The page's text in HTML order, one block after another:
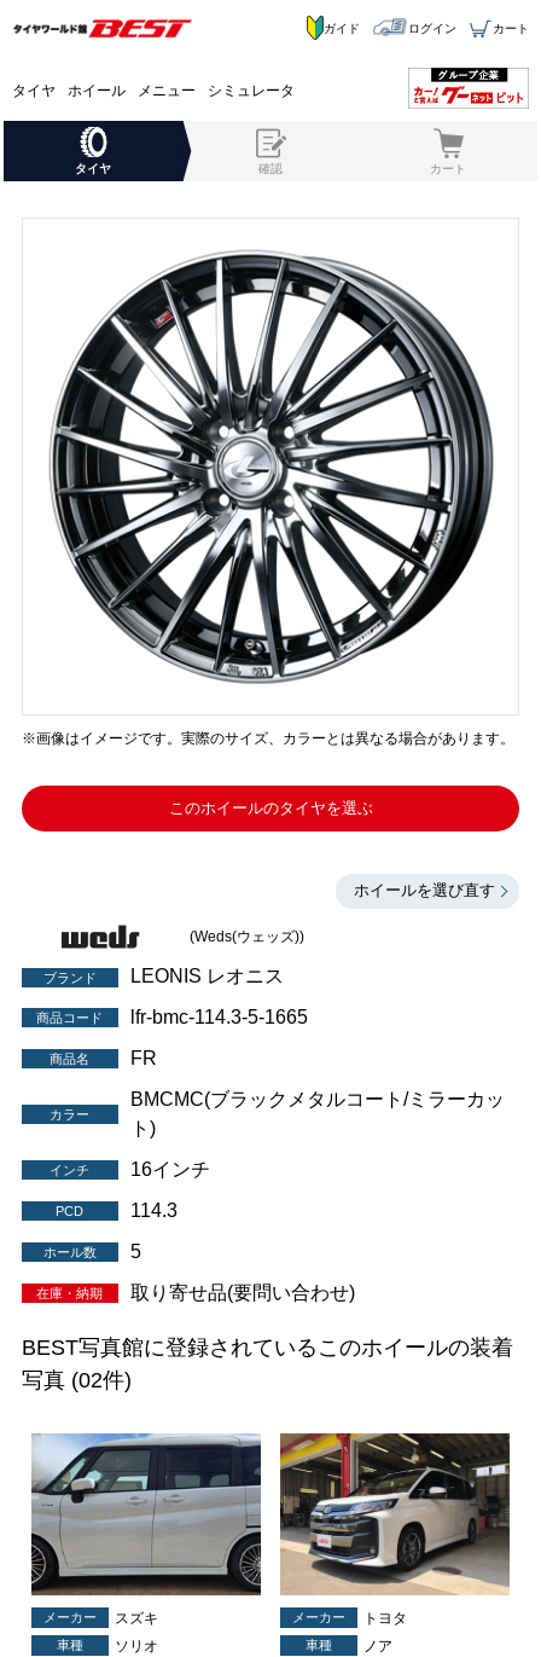
タイヤ ホイール メニュー シミュレータ
ガイド ログイン カート
タイヤ 確認 カート
※画像はイメージです。実際のサイズ、カラーとは異なる場合があります。
このホイールのタイヤを選ぶ
ホイールを選び直す
(Weds(ウェッズ))
ブランド LEONIS レオニス
商品コード lfr-bmc-114.3-5-1665
商品名 FR
カラー
BMCMC(ブラックメタルコート/ミラーカッ
ト)
インチ 16インチ
PCD 114.3
ホール数 5
在庫・納期 取り寄せ品(要問い合わせ)
BEST写真館に登録されているこのホイールの装着
写真(02件)
メーカー スズキ
車種 ソリオ
メーカー トヨタ
車種 ノア